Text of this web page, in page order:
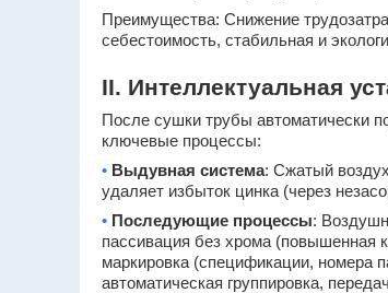
Преимущества: Снижение
себестоимость, стабильная и
II. Интеллектуальная
После сушки трубы автоматически
ключевые процессы:
• Выдувная система: Сжатый
удаляет избыток цинка (через
• Последующие процессы:
пассивация без хрома (повышенная
маркировка (спецификации, номера
автоматическая группировка,